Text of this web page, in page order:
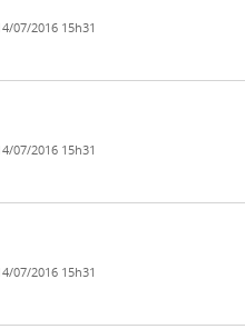
07/2016 15h31
07/2016 15h31
07/2016 15h31